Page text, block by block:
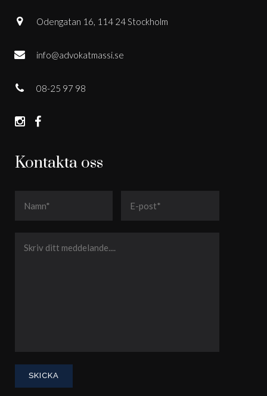
Kontakta oss
Odengatan 16, 114 24 Stockholm
info@advokatmassi.se
08-25 97 98